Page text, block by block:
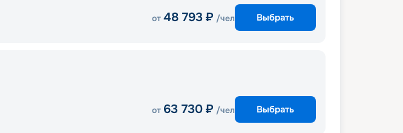
от 48 793 ₽ /чел Выбрать
от 63 730 ₽ /чел Выбрать